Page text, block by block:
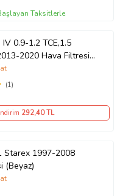
Taksitlerle
0.9-1.2 TCE,1.5
2020 Hava Filtresi
(1)
292,40 TL
Starex 1997-2008
(Beyaz)